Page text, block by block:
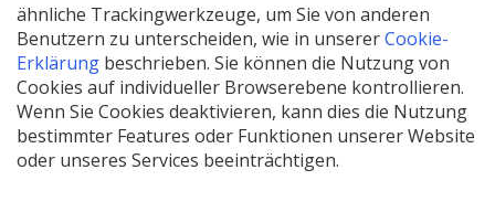
ähnliche Trackingwerkzeuge, um Sie von anderen
Benutzern zu unterscheiden, wie in unsererCookie-
Erklärung beschrieben. Sie können die Nutzung von
Cookies auf individueller Browserebene kontrollieren.
Wenn Sie Cookies deaktivieren, kann dies die Nutzung
bestimmter Features oder Funktionen unserer Website
oder unseres Services beeinträchtigen.